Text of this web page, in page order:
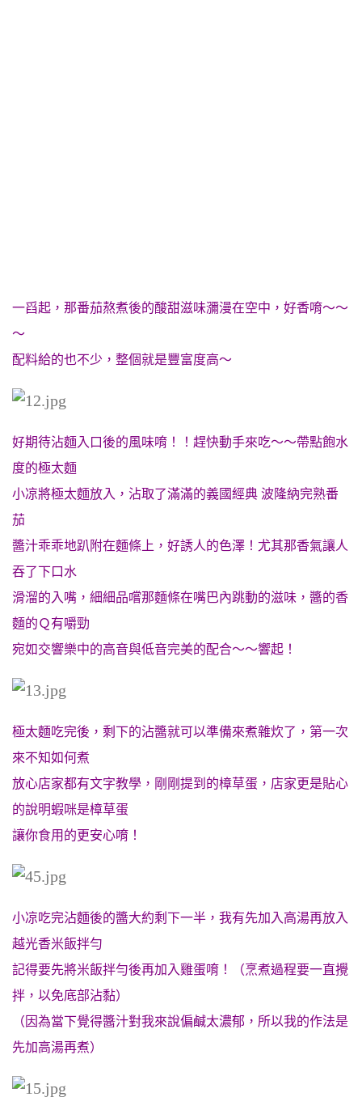
一舀起，那番茄熬煮後的酸甜滋味瀰漫在空中，好香唷～～
～
配料給的也不少，整個就是豐富度高～
好期待沾麵入口後的風味唷！！趕快動手來吃～～帶點飽水
度的極太麵
小凉將極太麵放入，沾取了滿滿的義國經典 波隆納完熟番
茄
醬汁乖乖地趴附在麵條上，好誘人的色澤！尤其那香氣讓人
吞了下口水
滑溜的入嘴，細細品嚐那麵條在嘴巴內跳動的滋味，醬的香
麵的Ｑ有嚼勁
宛如交響樂中的高音與低音完美的配合～～響起！
極太麵吃完後，剩下的沾醬就可以準備來煮雜炊了，第一次
來不知如何煮
放心店家都有文字教學，剛剛提到的樟草蛋，店家更是貼心
的說明蝦咪是樟草蛋
讓你食用的更安心唷！
小凉吃完沾麵後的醬大約剩下一半，我有先加入高湯再放入
越光香米飯拌勻
記得要先將米飯拌勻後再加入雞蛋唷！（烹煮過程要一直攪
拌，以免底部沾黏）
（因為當下覺得醬汁對我來說偏鹹太濃郁，所以我的作法是
先加高湯再煮）